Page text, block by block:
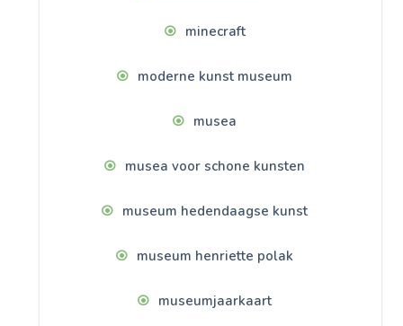
minecraft
moderne kunst museum
musea
musea voor schone kunsten
museum hedendaagse kunst
museum henriette polak
museumjaarkaart